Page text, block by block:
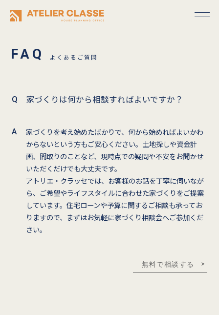
よくあるご質問
家づくりは何から相談すればよいですか？
家づくりを考え始めたばかりで、何から始めればよいかわ
からないという方もご安心ください。土地探しや資金計
画、間取りのことなど、現時点での疑問や不安をお聞かせ
いただくだけでも大丈夫です。
アトリエ・クラッセでは、お客様のお話を丁寧に伺いなが
ら、ご希望やライフスタイルに合わせた家づくりをご提案
しています。住宅ローンや予算に関するご相談も承ってお
りますので、まずはお気軽に家づくり相談会へご参加くだ
さい。
無料で相談する